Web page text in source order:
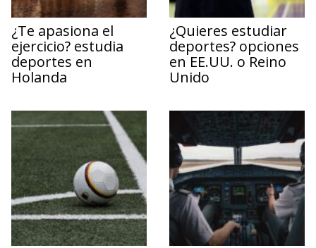
¿Te apasiona el
ejercicio? estudia
deportes en
Holanda
¿Quieres estudiar
deportes? opciones
en EE.UU. o Reino
Unido